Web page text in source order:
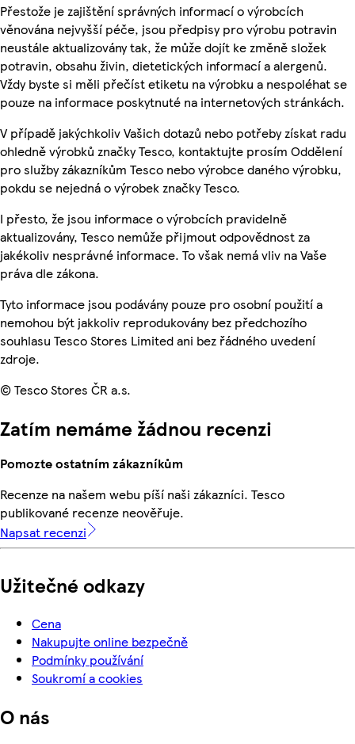
Přestože je zajištění správných informací o výrobcích
věnována nejvyšší péče, jsou předpisy pro výrobu potravin
neustále aktualizovány tak, že může dojít ke změně složek
potravin, obsahu živin, dietetických informací a alergenů.
Vždy byste si měli přečíst etiketu na výrobku a nespoléhat se
pouze na informace poskytnuté na internetových stránkách.
V případě jakýchkoliv Vašich dotazů nebo potřeby získat radu
ohledně výrobků značky Tesco, kontaktujte prosím Oddělení
pro služby zákazníkům Tesco nebo výrobce daného výrobku,
pokdu se nejedná o výrobek značky Tesco.
I přesto, že jsou informace o výrobcích pravidelně
aktualizovány, Tesco nemůže přijmout odpovědnost za
jakékoliv nesprávné informace. To však nemá vliv na Vaše
práva dle zákona.
Tyto informace jsou podávány pouze pro osobní použití a
nemohou být jakkoliv reprodukovány bez předchozího
souhlasu Tesco Stores Limited ani bez řádného uvedení
zdroje.
© Tesco Stores ČR a.s.
Zatím nemáme žádnou recenzi
Pomozte ostatním zákazníkům
Recenze na našem webu píší naši zákazníci. Tesco
publikované recenze neověřuje.
Napsat recenzi
Užitečné odkazy
Cena
Nakupujte online bezpečně
Podmínky používání
Soukromí a cookies
O nás